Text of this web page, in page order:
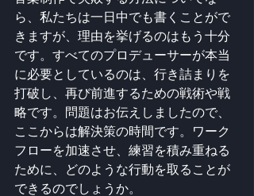
ら、私たちは一日中でも書くことがで
きますが、理由を挙げるのはもう十分
です。すべてのプロデューサーが本当
に必要としているのは、行き詰まりを
打破し、再び前進するための戦術や戦
略です。問題はお伝えしましたので、
ここからは解決策の時間です。ワーク
フローを加速させ、練習を積み重ねる
ために、どのような行動を取ることが
できるのでしょうか。